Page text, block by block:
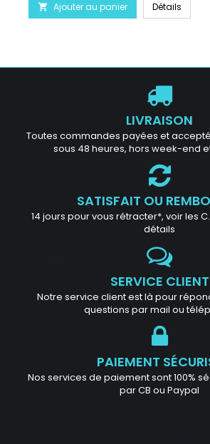
 Ajouter au panier Détails
LIVRAISON
Toutes commandes payées et
sous 48 heures, hors week-end
SATISFAIT OU
14 jours pour vous rétracter*, voir les
détails
SERVICE CLIENT
Notre service client est là pour
questions par mail ou
PAIEMENT
Nos services de paiement sont 100%
par CB ou Paypal